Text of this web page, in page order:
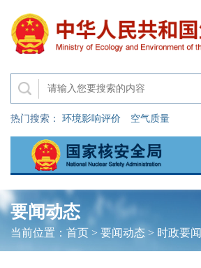
热门搜索： 环境影响评价 空气质量
要闻动态
当前位置： 首页> 要闻动态 > 时政要闻